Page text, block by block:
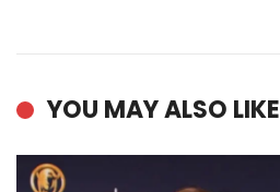
YOU MAY ALSO LIKE